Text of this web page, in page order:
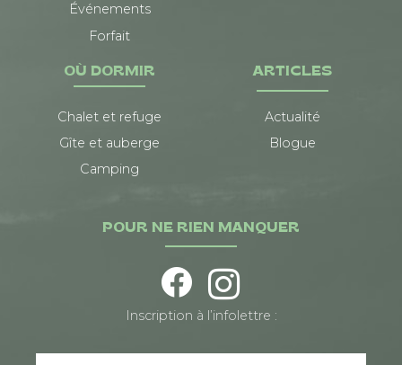
Événements
Forfait
OÙ DORMIR
Chalet et refuge
Gîte et auberge
Camping
ARTICLES
Actualité
Blogue
POUR NE RIEN MANQUER
Inscription à l’infolettre :